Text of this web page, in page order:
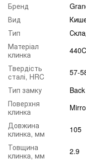
Бренд
Вид
Тип
Матеріал
клинка
440C
Твердість
сталі, HRC
57-
Тип замку
Поверхня
клинка
Довжина
клинка, мм
105
Товщина
клинка, мм
2.9